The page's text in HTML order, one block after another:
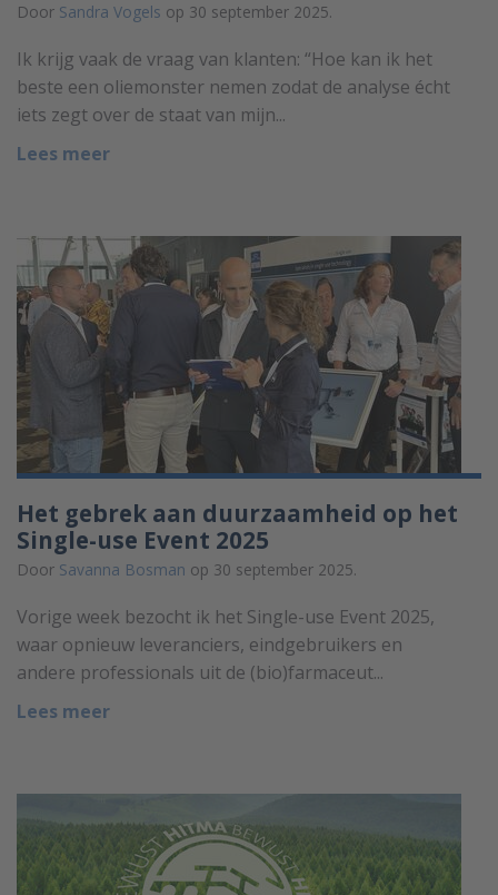
Door Sandra Vogels op 30 september 2025.
Ik krijg vaak de vraag van klanten: “Hoe kan ik het
beste een oliemonster nemen zodat de analyse écht
iets zegt over de staat van mijn...
Lees meer
Het gebrek aan duurzaamheid op het
Single-use Event 2025
Door Savanna Bosman op 30 september 2025.
Vorige week bezocht ik het Single-use Event 2025,
waar opnieuw leveranciers, eindgebruikers en
andere professionals uit de (bio)farmaceut...
Lees meer